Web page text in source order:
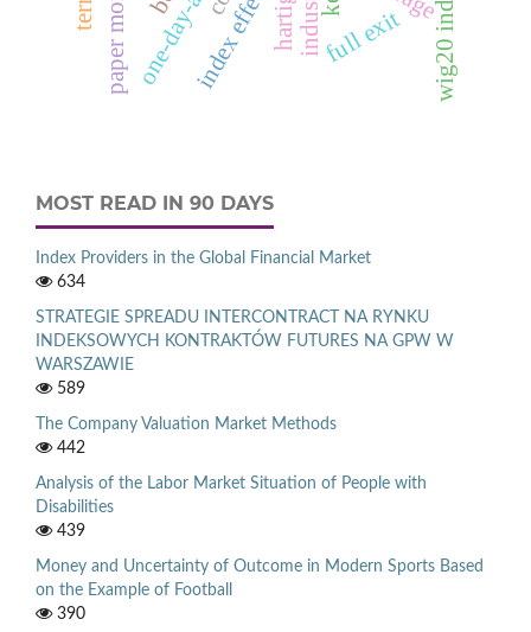
index effect wig20 index
paper money full exit
MOST READ IN 90 DAYS
Index Providers in the Global Financial Market
634
STRATEGIE SPREADU INTERCONTRACT NA RYNKU
INDEKSOWYCH KONTRAKTÓW FUTURES NA GPW W
WARSZAWIE
589
The Company Valuation Market Methods
442
Analysis of the Labor Market Situation of People with
Disabilities
439
Money and Uncertainty of Outcome in Modern Sports Based
on the Example of Football
390